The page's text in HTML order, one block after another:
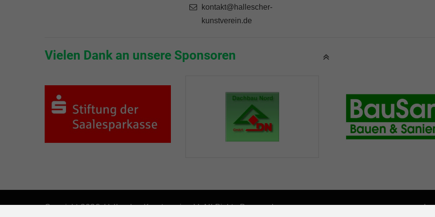
kontakt@hallescher-
kunstverein.de
Vielen Dank an unsere Sponsoren
Copyright 2026. Hallescher Kunstverein e.V. All Rights Reserved.